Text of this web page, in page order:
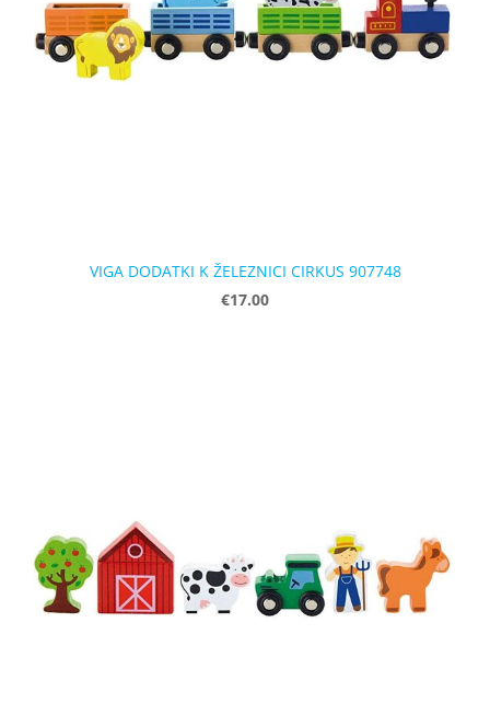
VIGA DODATKI K ŽELEZNICI CIRKUS 907748
€17.00